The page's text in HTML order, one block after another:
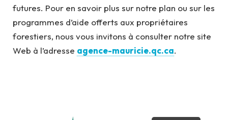
futures. Pour en savoir plus sur notre plan ou sur les
programmes d’aide offerts aux propriétaires
forestiers, nous vous invitons à consulter notre site
Web à l’adresse agence-mauricie.qc.ca.